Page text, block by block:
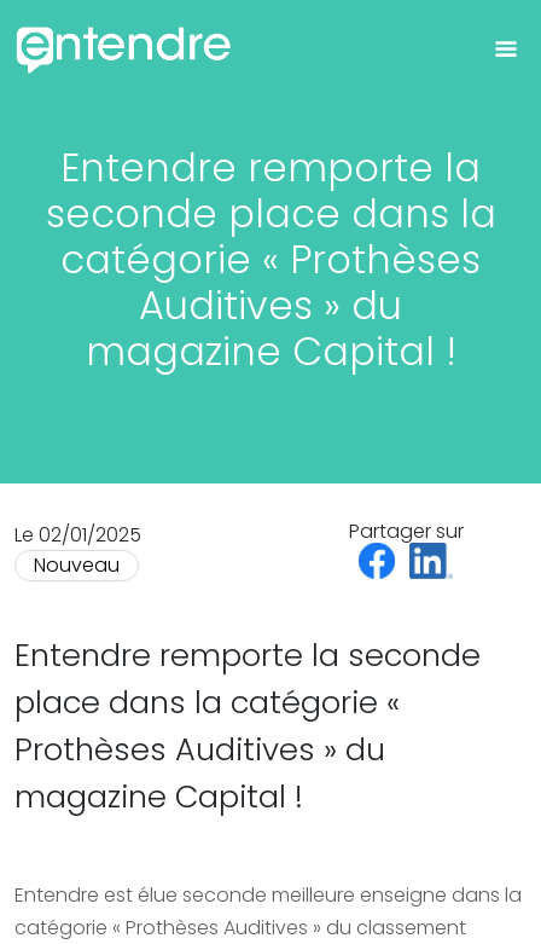
Entendre remporte la
seconde place dans la
catégorie « Prothèses
Auditives » du
magazine Capital !
Le 02/01/2025
Nouveau
Partager sur
Entendre remporte la seconde
place dans la catégorie «
Prothèses Auditives » du
magazine Capital !
Entendre est élue seconde meilleure enseigne dans la
catégorie « Prothèses Auditives » du classement